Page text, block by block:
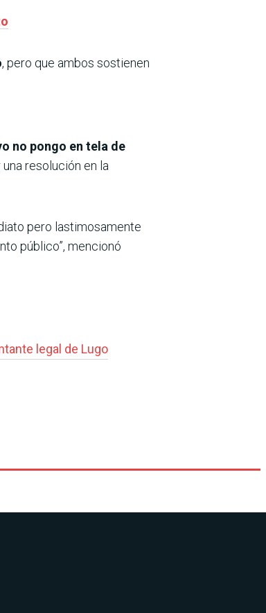
, pero que ambos sostienen
no pongo en tela de
resolución en la
pero lastimosamente
público”, mencionó
legal de Lugo